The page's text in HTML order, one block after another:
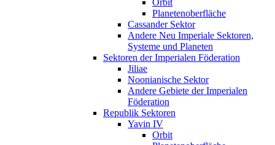
Planetenoberfläche
Cassander Sektor
Andere Neu Imperiale Sektoren,
Systeme und Planeten
Sektoren der Imperialen Föderation
Jiliae
Noonianische Sektor
Andere Gebiete der Imperialen
Föderation
Republik Sektoren
Yavin IV
Orbit